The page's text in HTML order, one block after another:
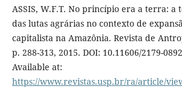
ASSIS, W.F.T. No princípio era a terra:
das lutas agrárias no contexto de
capitalista na Amazônia. Revista de
p. 288-313, 2015. DOI: 10.11606/2179-
Available at:
https://www.revistas.usp.br/ra/article/